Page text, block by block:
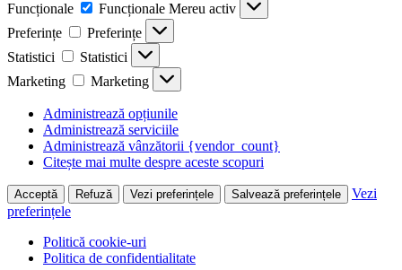
Funcționale
Funcționale Mereu activ
Preferințe
Preferințe
Statistici
Statistici
Marketing
Marketing
Administrează opțiunile
Administrează serviciile
Administrează vânzătorii {vendor_count}
Citește mai multe despre aceste scopuri
Acceptă Refuză Vezi preferințele Salvează preferințele
Vezi
preferințele
Politică cookie-uri
Politica de confidentialitate